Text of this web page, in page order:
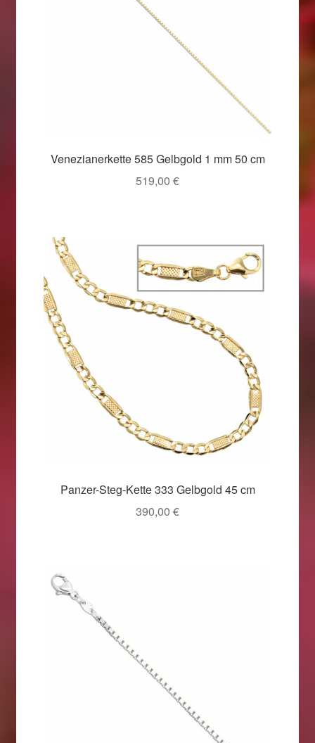
Venezianerkette 585 Gelbgold 1 mm 50 cm
519,00 €
Panzer-Steg-Kette 333 Gelbgold 45 cm
390,00 €